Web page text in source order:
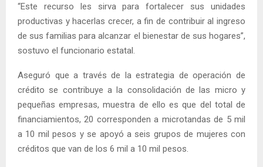
“Este recurso les sirva para fortalecer sus unidades
productivas y hacerlas crecer, a fin de contribuir al ingreso
de sus familias para alcanzar el bienestar de sus hogares”,
sostuvo el funcionario estatal.
Aseguró que a través de la estrategia de operación de
crédito se contribuye a la consolidación de las micro y
pequeñas empresas, muestra de ello es que del total de
financiamientos, 20 corresponden a microtandas de 5 mil
a 10 mil pesos y se apoyó a seis grupos de mujeres con
créditos que van de los 6 mil a 10 mil pesos.